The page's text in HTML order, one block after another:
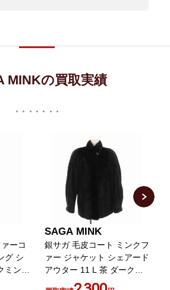
MINKの買取実績
ーコ
グ シ
ンク
SAGA MINK
銀サガ 毛皮コート ミンクフ
ァー ジャケット シェアード
アウター 11 L 茶 ダークブ